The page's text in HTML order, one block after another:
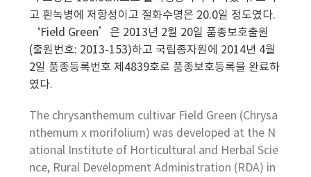
고 흰녹병에 저항성이고 절화수명은 20.0일 정도였다.
‘Field Green’은 2013년 2월 20일 품종보호출원
(출원번호: 2013-153)하고 국립종자원에 2014년 4월
2일 품종등록번호 제4839호로 품종보호등록을 완료하
였다.
The chrysanthemum cultivar Field Green (Chrysa
nthemum x morifolium) was developed at the N
ational Institute of Horticultural and Herbal Scie
nce, Rural Development Administration (RDA) in